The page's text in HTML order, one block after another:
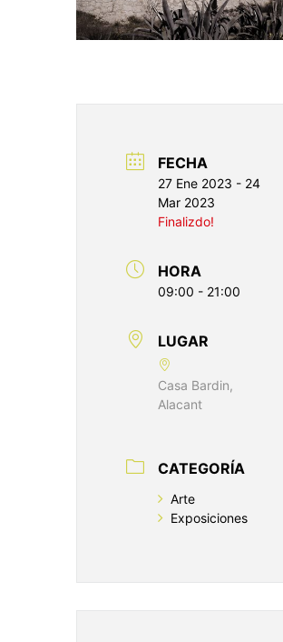
FECHA
27 Ene 2023 - 24
Mar 2023
Finalizdo!
HORA
09:00 - 21:00
LUGAR
Casa Bardin,
Alacant
CATEGORÍA
Arte
Exposiciones